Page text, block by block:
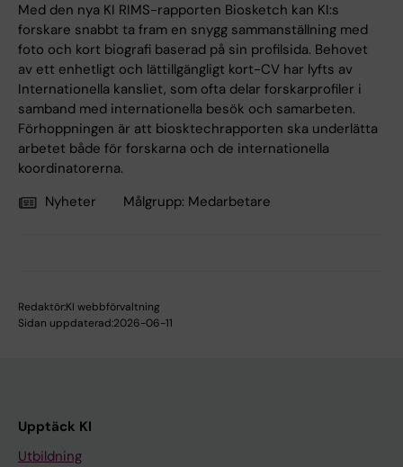
Med den nya KI RIMS-rapporten Biosketch kan KI:s
forskare snabbt ta fram en snygg sammanställning med
foto och kort biografi baserad på sin profilsida. Behovet
av ett enhetligt och lättillgängligt kort-CV har lyfts av
Internationella kansliet, som ofta delar forskarprofiler i
samband med internationella besök och samarbeten.
Förhoppningen är att biosktechrapporten ska underlätta
arbetet både för forskarna och de internationella
koordinatorerna.
Nyheter
Målgrupp: Medarbetare
Redaktör:KI webbförvaltning
Sidan uppdaterad:2026-06-11
Upptäck KI
Utbildning